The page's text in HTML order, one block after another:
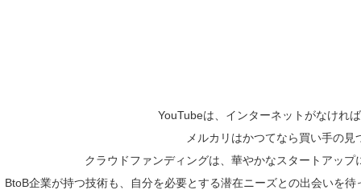
YouTubeは、インターネットがなけれ
メルカリはかつてなら買い手の
クラウドファンディングは、華やかなスタートアッ
BtoB企業が持つ技術も、自分を必要とする潜在ニーズとの出会いを